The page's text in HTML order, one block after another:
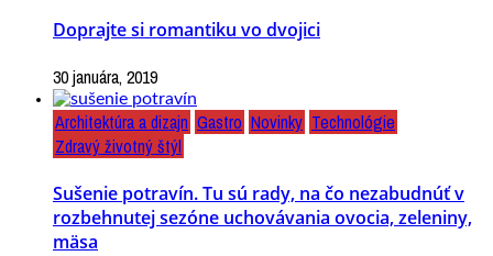
Doprajte si romantiku vo dvojici
30 januára, 2019
Architektúra a dizajn Gastro Novinky Technológie
Zdravý životný štýl
Sušenie potravín. Tu sú rady, na čo nezabudnúť v
rozbehnutej sezóne uchovávania ovocia, zeleniny,
mäsa